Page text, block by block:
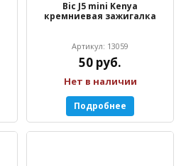
Bic J5 mini Kenya
кремниевая зажигалка
Артикул: 13059
50 руб.
Нет в наличии
Подробнее